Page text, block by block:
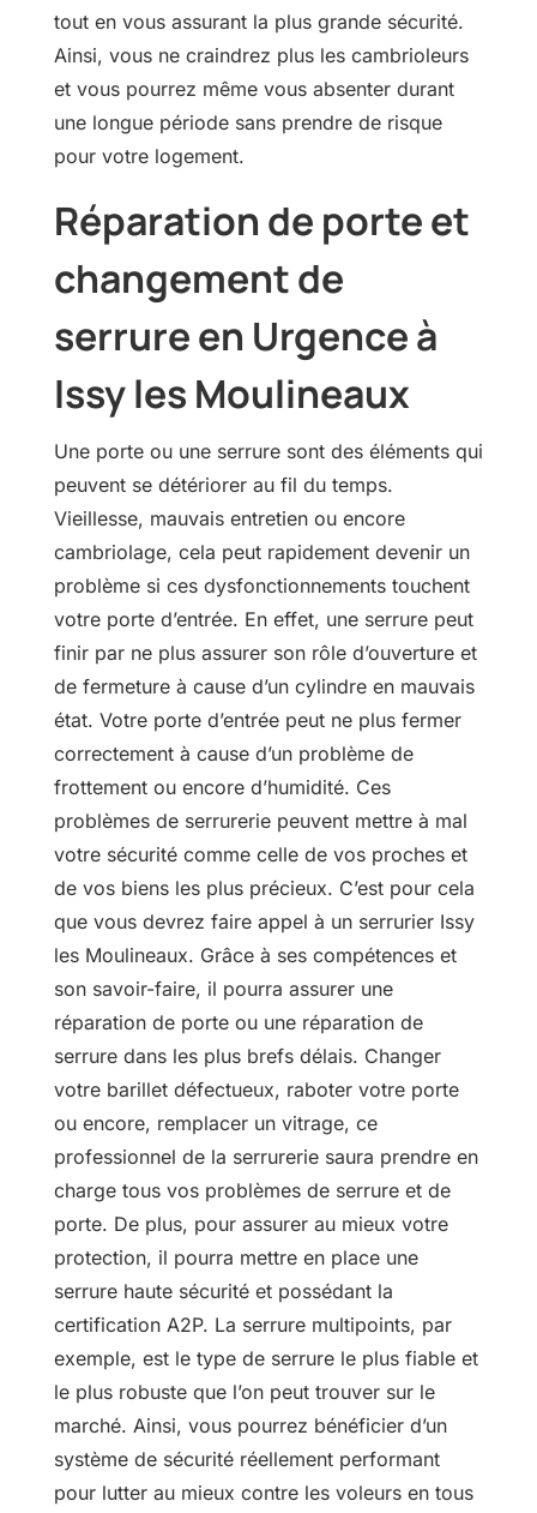
tout en vous assurant la plus grande sécurité.
Ainsi, vous ne craindrez plus les cambrioleurs
et vous pourrez même vous absenter durant
une longue période sans prendre de risque
pour votre logement.
Réparation de porte et
changement de
serrure en Urgence à
Issy les Moulineaux
Une porte ou une serrure sont des éléments qui
peuvent se détériorer au fil du temps.
Vieillesse, mauvais entretien ou encore
cambriolage, cela peut rapidement devenir un
problème si ces dysfonctionnements touchent
votre porte d’entrée. En effet, une serrure peut
finir par ne plus assurer son rôle d’ouverture et
de fermeture à cause d’un cylindre en mauvais
état. Votre porte d’entrée peut ne plus fermer
correctement à cause d’un problème de
frottement ou encore d’humidité. Ces
problèmes de serrurerie peuvent mettre à mal
votre sécurité comme celle de vos proches et
de vos biens les plus précieux. C’est pour cela
que vous devrez faire appel à un serrurier Issy
les Moulineaux. Grâce à ses compétences et
son savoir-faire, il pourra assurer une
réparation de porte ou une réparation de
serrure dans les plus brefs délais. Changer
votre barillet défectueux, raboter votre porte
ou encore, remplacer un vitrage, ce
professionnel de la serrurerie saura prendre en
charge tous vos problèmes de serrure et de
porte. De plus, pour assurer au mieux votre
protection, il pourra mettre en place une
serrure haute sécurité et possédant la
certification A2P. La serrure multipoints, par
exemple, est le type de serrure le plus fiable et
le plus robuste que l’on peut trouver sur le
marché. Ainsi, vous pourrez bénéficier d’un
système de sécurité réellement performant
pour lutter au mieux contre les voleurs en tous